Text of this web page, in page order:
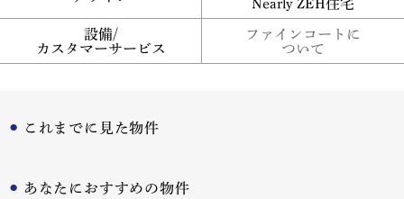
Nearly ZEH住宅
設備/
カスタマーサービス
ファインコートに
ついて
これまでに見た物件
あなたにおすすめの物件